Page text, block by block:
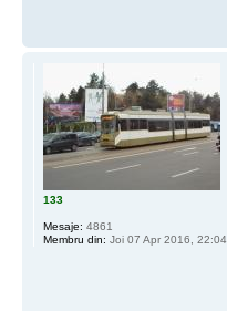
133
Mesaje: 4861
Membru din: Joi 07 Apr 2016, 22:04